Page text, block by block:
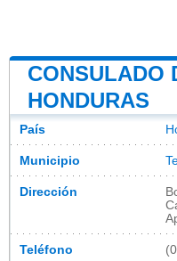
CONSULADO
HONDURAS
País
Municipio
Dirección
Teléfono